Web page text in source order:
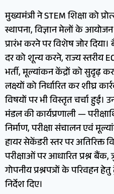
मुख्यमंत्री ने STEM शिक्षा को
स्थापना, विज्ञान मेलों के
प्रारंभ करने पर विशेष जोर
दर को शून्य करने, राज्य स्तरीय
भर्ती, मूल्यांकन केंद्रों को सुदृढ़
लक्ष्यों को निर्धारित कर शीघ्र
विषयों पर भी विस्तृत चर्चा हुई।
मंडल की कार्यप्रणाली —
निर्माण, परीक्षा संचालन एवं
हायर सेकेंडरी स्तर पर अतिरिक्त
परीक्षाओं पर आधारित प्रश्न
गोपनीय प्रश्नपत्रों के परिवहन
निर्देश दिए।